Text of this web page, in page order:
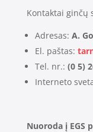
Kontaktai ginčų
Adresas: A.
El. paštas:
Tel. nr.: (0 5)
Interneto
Nuoroda į EGS